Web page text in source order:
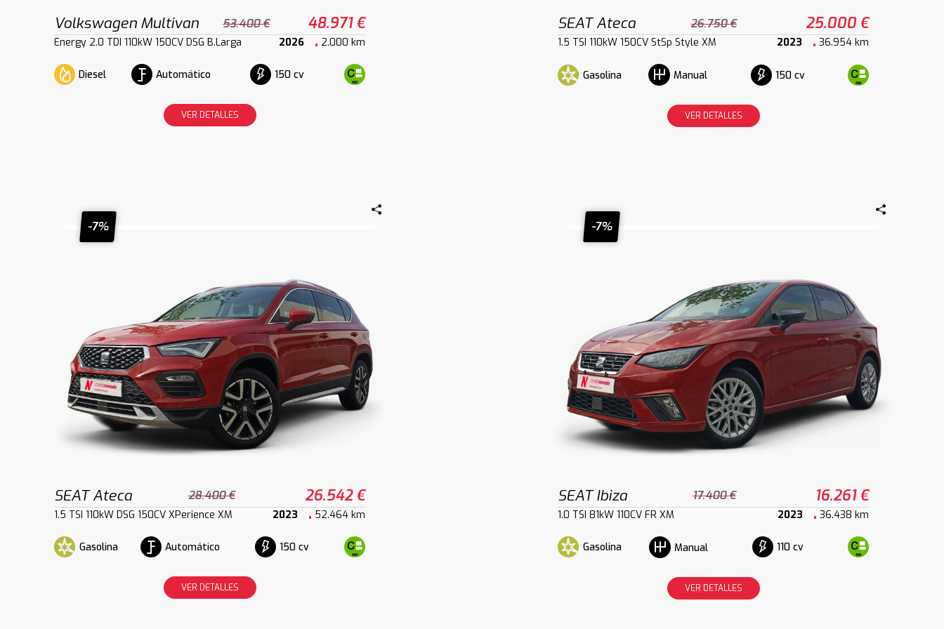
Volkswagen Multivan 53.400 € 48.971 €
Energy 2.0 TDI 110kW 150CV DSG B.Larga 2026 2.000 km
Diesel Automático 150 cv
VER DETALLES
SEAT Ateca 26.750 € 25.000 €
1.5 TSI 110kW 150CV StSp Style XM 2023 36.954 km
Gasolina Manual 150 cv
VER DETALLES
-7%
SEAT Ateca 28.400 € 26.542 €
1.5 TSI 110kW DSG 150CV XPerience XM 2023 52.464 km
Gasolina Automático 150 cv
VER DETALLES
-7%
SEAT Ibiza 17.400 € 16.261 €
1.0 TSI 81kW 110CV FR XM 2023 36.438 km
Gasolina Manual 110 cv
VER DETALLES